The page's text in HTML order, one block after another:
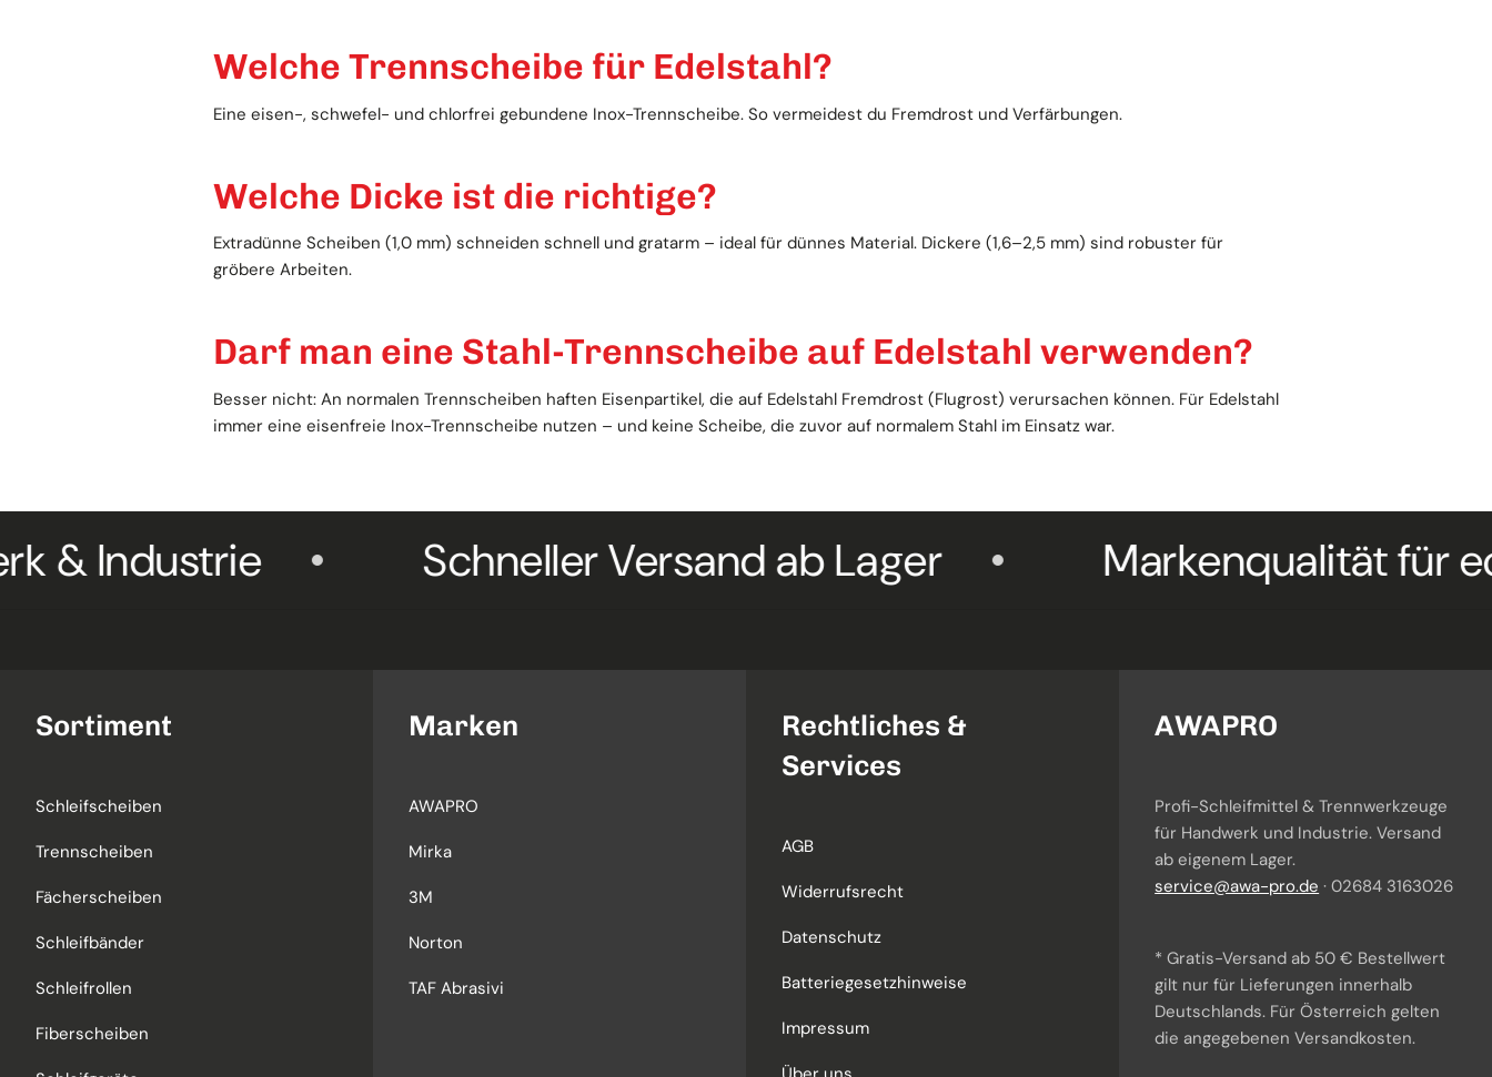
Welche Trennscheibe für Edelstahl?
Eine eisen-, schwefel- und chlorfrei gebundene Inox-Trennscheibe. So vermeidest du Fremdrost und Verfärbungen.
Welche Dicke ist die richtige?
Extradünne Scheiben (1,0 mm) schneiden schnell und gratarm – ideal für dünnes Material. Dickere (1,6–2,5 mm) sind robuster für
gröbere Arbeiten.
Darf man eine Stahl-Trennscheibe auf Edelstahl verwenden?
Besser nicht: An normalen Trennscheiben haften Eisenpartikel, die auf Edelstahl Fremdrost (Flugrost) verursachen können. Für Edelstahl
immer eine eisenfreie Inox-Trennscheibe nutzen – und keine Scheibe, die zuvor auf normalem Stahl im Einsatz war.
Schneller Versand ab Lager Markenqualität für echte
Sortiment
Schleifscheiben
Trennscheiben
Fächerscheiben
Schleifbänder
Schleifrollen
Fiberscheiben
Marken
AWAPRO
Mirka
3M
Norton
TAF Abrasivi
Rechtliches &
Services
AGB
Widerrufsrecht
Datenschutz
Batteriegesetzhinweise
Impressum
AWAPRO
Profi-Schleifmittel & Trennwerkzeuge
für Handwerk und Industrie. Versand
ab eigenem Lager.
service@awa-pro.de · 02684 3163026
* Gratis-Versand ab 50 € Bestellwert
gilt nur für Lieferungen innerhalb
Deutschlands. Für Österreich gelten
die angegebenen Versandkosten.
· KI-Berater
Ich helfe dir bei Produktauswahl & Anwendung.